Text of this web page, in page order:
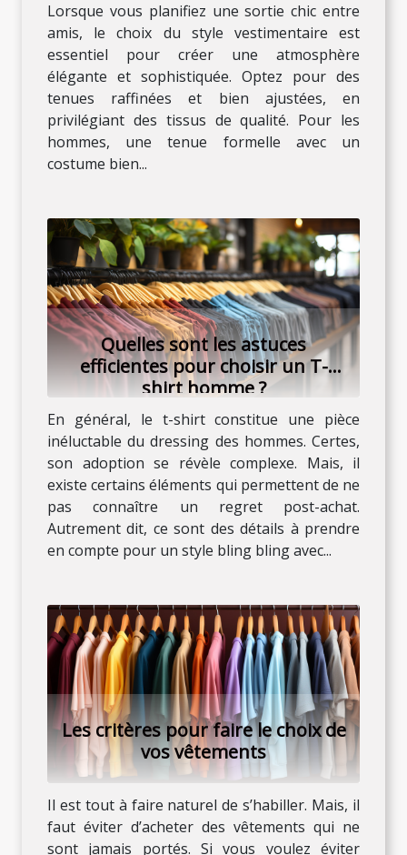
Lorsque vous planifiez une sortie chic entre
amis, le choix du style vestimentaire est
essentiel pour créer une atmosphère
élégante et sophistiquée. Optez pour des
tenues raffinées et bien ajustées, en
privilégiant des tissus de qualité. Pour les
hommes, une tenue formelle avec un
costume bien...
Quelles sont les astuces
efficientes pour choisir un T-
shirt homme ?
En général, le t-shirt constitue une pièce
inéluctable du dressing des hommes. Certes,
son adoption se révèle complexe. Mais, il
existe certains éléments qui permettent de ne
pas connaître un regret post-achat.
Autrement dit, ce sont des détails à prendre
en compte pour un style bling bling avec...
Les critères pour faire le choix de
vos vêtements
Il est tout à faire naturel de s’habiller. Mais, il
faut éviter d’acheter des vêtements qui ne
sont jamais portés. Si vous voulez éviter